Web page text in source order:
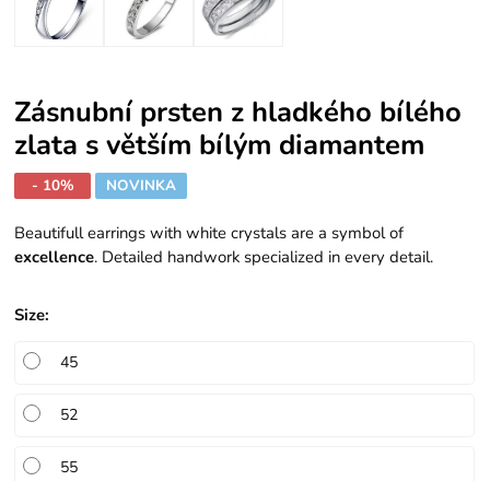
Zásnubní prsten z hladkého bílého
zlata s větším bílým diamantem
- 10% NOVINKA
Beautifull earrings with white crystals are a symbol of
excellence. Detailed handwork specialized in every detail.
Size:
45
52
55